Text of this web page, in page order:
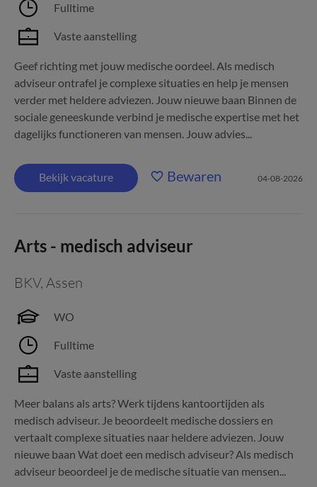
Fulltime
Vaste aanstelling
Geef richting met jouw medische oordeel. Als medisch
adviseur ontrafel je complexe situaties en help je mensen
verder met heldere adviezen. Jouw nieuwe baan Binnen de
sociale geneeskunde verbind je medische expertise met het
dagelijks functioneren van mensen. Jouw advies...
Bekijk vacature Bewaren 04-08-2026
Arts - medisch adviseur
BKV, Assen
WO
Fulltime
Vaste aanstelling
Meer balans als arts? Werk tijdens kantoortijden als
medisch adviseur. Je beoordeelt medische dossiers en
vertaalt complexe situaties naar heldere adviezen. Jouw
nieuwe baan Wat doet een medisch adviseur? Als medisch
adviseur beoordeel je de medische situatie van mensen...